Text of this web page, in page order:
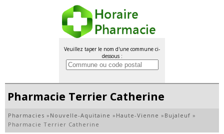
Veuillez taper le nom d'une commune ci-
dessous :
Pharmacie Terrier Catherine
Pharmacies » Nouvelle-Aquitaine » Haute-Vienne » Bujaleuf »
Pharmacie Terrier Catherine